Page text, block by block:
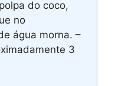
do coco,
no
água morna. –
3